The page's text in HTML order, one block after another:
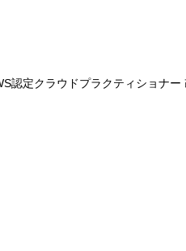
認定クラウドプラクティショナ